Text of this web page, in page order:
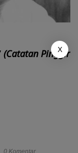
(Catatan Pinggir
0 Komentar
X